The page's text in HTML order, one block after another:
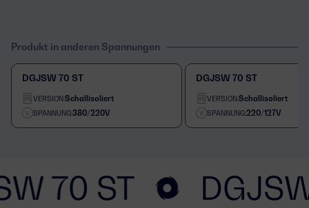
Produkt in anderen Spannungen
DGJSW 70 ST
VERSION:Schallisoliert
SPANNUNG:380/220V
DGJSW 70 ST
VERSION:Schallisoliert
SPANNUNG:220/127V
70 ST